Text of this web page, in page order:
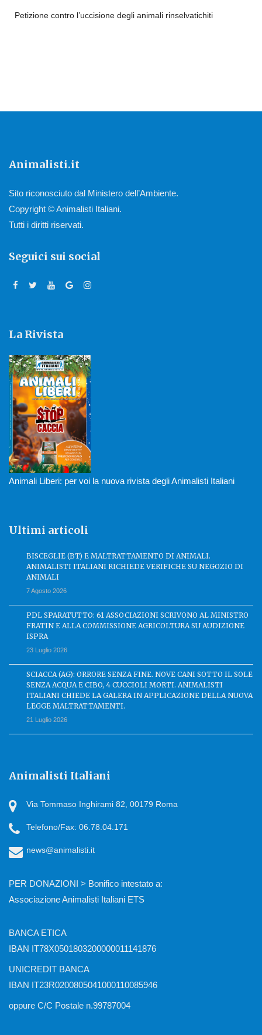
Petizione contro l’uccisione degli animali rinselvatichiti
Animalisti.it
Sito riconosciuto dal Ministero dell’Ambiente.
Copyright © Animalisti Italiani.
Tutti i diritti riservati.
Seguici sui social
La Rivista
Animali Liberi: per voi la nuova rivista degli Animalisti Italiani
Ultimi articoli
BISCEGLIE (BT) E MALTRATTAMENTO DI ANIMALI.
ANIMALISTI ITALIANI RICHIEDE VERIFICHE SU NEGOZIO DI
ANIMALI
7 Agosto 2026
PDL SPARATUTTO: 61 ASSOCIAZIONI SCRIVONO AL MINISTRO
FRATIN E ALLA COMMISSIONE AGRICOLTURA SU AUDIZIONE
ISPRA
23 Luglio 2026
SCIACCA (AG): ORRORE SENZA FINE. NOVE CANI SOTTO IL SOLE
SENZA ACQUA E CIBO, 4 CUCCIOLI MORTI. ANIMALISTI
ITALIANI CHIEDE LA GALERA IN APPLICAZIONE DELLA NUOVA
LEGGE MALTRATTAMENTI.
21 Luglio 2026
Animalisti Italiani
Via Tommaso Inghirami 82, 00179 Roma
Telefono/Fax: 06.78.04.171
news@animalisti.it
PER DONAZIONI > Bonifico intestato a:
Associazione Animalisti Italiani ETS
BANCA ETICA
IBAN IT78X0501803200000011141876
UNICREDIT BANCA
IBAN IT23R0200805041000110085946
oppure C/C Postale n.99787004